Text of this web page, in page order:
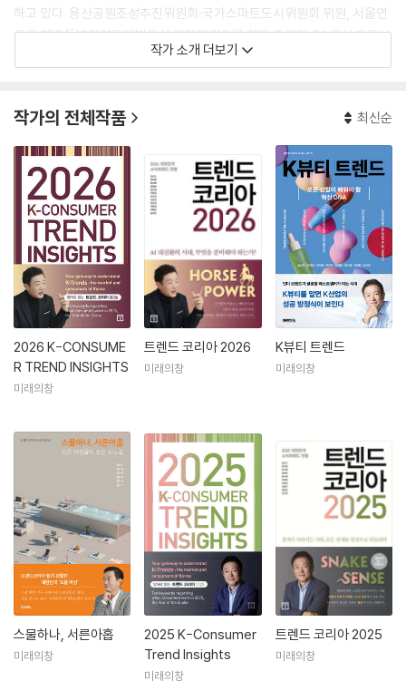
하고 있다. 용산공원조성추진위원회·국가스마트도시위원회 위원, 서울연
구원·제주특별자치도개발공사 자문위원으로 활동 중이며 CJ 공식 유튜브
채널에서 ‘TREND CODE’ 진행, SBS 〈목돈연구소〉의 ‘트렌드연구소’ 고
Jung Yoon Kwon currently works as a research fellow at CTC,
SNU. She obtained her BA, MA, and PhD degrees in Consumer
Science, SNU. She explored the intergenerational transmissio
n of consumption styles in her PhD dissertation. She has partic
ipated in many consulting projects with leading Korean compa
nies such as Samsung and CJ, and she also teaches an Introdu
ction to Consumer Science course at Sung Kyun Wan Universit
y.
작가 소개 더보기
작가의 전체작품 최신순
2026 K-CONSUME
R TREND INSIGHTS
미래의창
트렌드 코리아 2026
미래의창
K뷰티 트렌드
미래의창
스물하나, 서른아홉
미래의창
2025 K-Consumer
Trend Insights
미래의창
트렌드 코리아 2025
미래의창